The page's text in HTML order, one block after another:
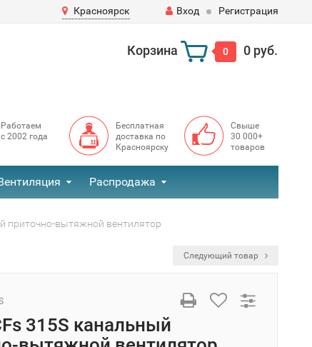
Красноярск Вход Регистрация
Корзина 0 0 руб.
Работаем
с 2002 года
Бесплатная
доставка по
Красноярску
Свыше
30 000+
товаров
Распродажа
приточно-вытяжной вентилятор
Следующий товар
315S канальный